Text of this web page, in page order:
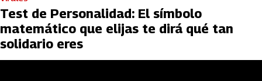
Test de Personalidad: El símbolo
matemático que elijas te dirá qué tan
solidario eres